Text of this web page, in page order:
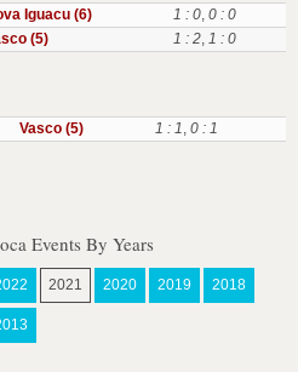
Iguacu (6) 1 : 0, 0 : 0
(5) 1 : 2, 1 : 0
Vasco (5) 1 : 1, 0 : 1
Events By Years
2021 2020 2019 2018